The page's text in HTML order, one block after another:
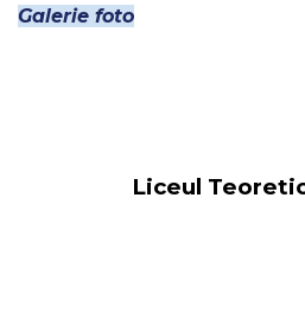
Galerie foto
Liceul